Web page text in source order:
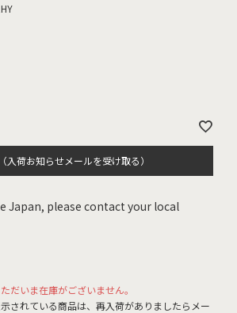
入荷お知らせメールを受け取る）
Japan, please contact your local
だいま在庫がございません。
示されている商品は、再入荷がありましたらメー